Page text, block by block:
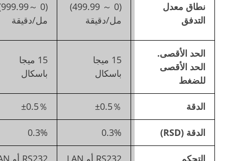
مل/دقيقة
(0 ～999.99)
مل/دقيقة
29999.9) مل/
دقيقة
15 ميجا
باسكال
15 ميجا
باسكال
10 ميجا
باسكال
±0.5％
±0.5％
±1％
0.3%
0.3%
0.3%
RS232 أو LAN RS232 أو LAN RS232 أو LAN